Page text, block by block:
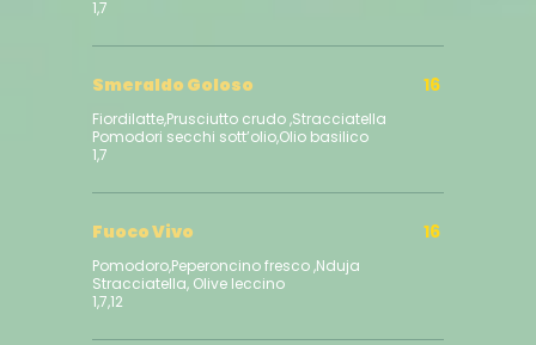
1,7
Smeraldo Goloso
Fiordilatte,Prusciutto crudo ,Stracciatella
Pomodori secchi sott’olio,Olio basilico
16
Fuoco Vivo
Pomodoro,Peperoncino fresco ,Nduja
Stracciatella, Olive leccino
16